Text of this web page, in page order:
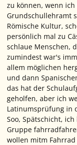
zu können, wenn
Grundschullehramt
Römische Kultur,
persönlich mal zu
schlaue Menschen,
zumindest war's
allem möglichen
und dann
das hat der
geholfen, aber ich
Latinumsprüfung in
Soo, Spätschicht,
Gruppe
wollen mitm